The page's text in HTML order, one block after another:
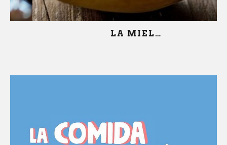
LA MIEL…